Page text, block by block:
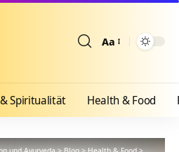
Aa
Spiritualität Health & Food